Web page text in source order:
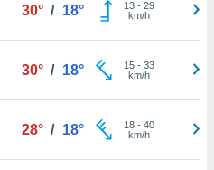
30° / 18° 13- 29
km/h
30° / 18° 15- 33
km/h
28° / 18° 18- 40
km/h